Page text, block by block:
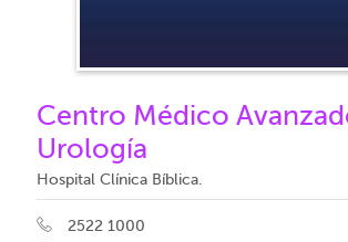
Centro Médico
Urología
Hospital Clínica Bíblica.
2522 1000